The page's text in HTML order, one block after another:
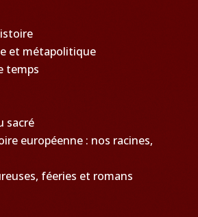
et métapolitique
temps
sacré
européenne : nos racines,
féeries et romans